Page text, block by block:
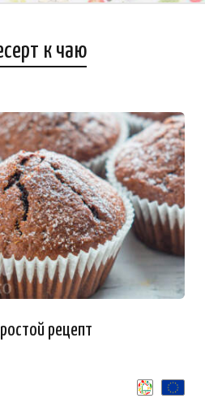
к чаю
рецепт